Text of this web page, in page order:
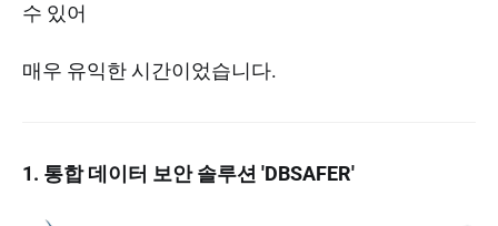
수 있어
매우 유익한 시간이었습니다.
1. 통합 데이터 보안 솔루션 'DBSAFER'